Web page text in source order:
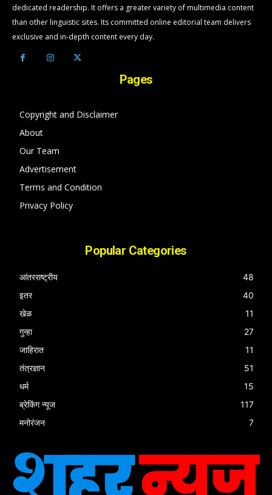
dedicated readership. It offers a greater variety of multimedia content
than other linguistic sites. Its committed online editorial team delivers
exclusive and in-depth content every day.
Pages
Copyright and Disclaimer
About
Our Team
Advertisement
Terms and Condition
Privacy Policy
Popular Categories
आंतरराष्ट्रीय
48
इतर
40
खेळ
11
गुन्हा
27
जाहिरात
11
तंत्रज्ञान
51
धर्म
15
ब्रेकिंग न्यूज
117
मनोरंजन
7